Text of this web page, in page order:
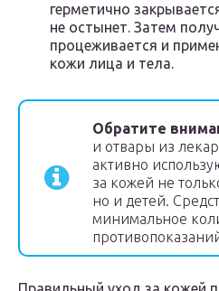
герметично
не остынет. Затем
процеживается и
кожи лица и тела.
Обратите
и отвары из
активно
за кожей не
но и детей.
минимальное